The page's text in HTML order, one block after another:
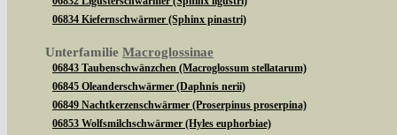
06834 Kiefernschwärmer (Sphinx pinastri)
Unterfamilie Macroglossinae
06843 Taubenschwänzchen (Macroglossum stellatarum)
06845 Oleanderschwärmer (Daphnis nerii)
06849 Nachtkerzenschwärmer (Proserpinus proserpina)
06853 Wolfsmilchschwärmer (Hyles euphorbiae)